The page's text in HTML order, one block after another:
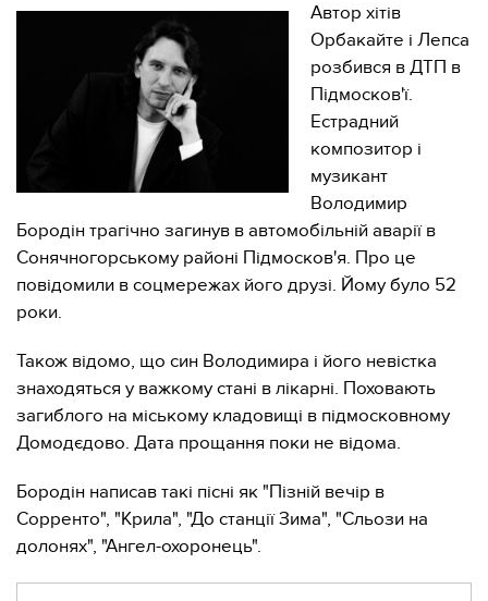
Автор хітів
Орбакайте і Лепса
розбився в ДТП в
Підмосков'ї.
Естрадний
композитор і
музикант
Володимир
Бородін трагічно загинув в автомобільній аварії в
Сонячногорському районі Підмосков'я. Про це
повідомили в соцмережах його друзі. Йому було 52
роки.
Також відомо, що син Володимира і його невістка
знаходяться у важкому стані в лікарні. Поховають
загиблого на міському кладовищі в підмосковному
Домодєдово. Дата прощання поки не відома.
Бородін написав такі пісні як "Пізній вечір в
Сорренто", "Крила", "До станції Зима", "Сльози на
долонях", "Ангел-охоронець".